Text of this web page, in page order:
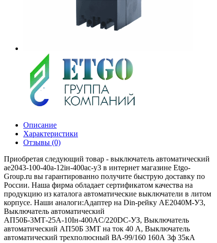
Описание
Характеристики
Отзывы (0)
Приобретая следующий товар - выключатель автоматический
ае2043-100-40а-12iн-400ac-у3 в интернет магазине Etgo-
Group.ru вы гарантированно получите быструю доставку по
России. Наша фирма обладает сертификатом качества на
продукцию из каталога автоматические выключатели в литом
корпусе. Наши аналоги:Адаптер на Din-рейку АЕ2040М-У3,
Выключатель автоматический
АП50Б-3МТ-25А-10Iн-400AС/220DC-УЗ, Выключатель
автоматический АП50Б 3МТ на ток 40 A, Выключатель
автоматический трехполюсный ВА-99/160 160А 3ф 35кА